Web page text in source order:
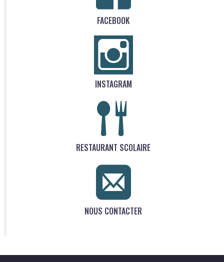
FACEBOOK
INSTAGRAM
RESTAURANT SCOLAIRE
NOUS CONTACTER